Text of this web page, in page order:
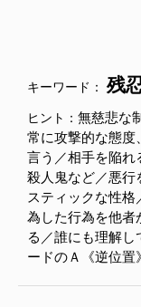
キーワード： 残
ヒント： 無慈悲な
常に攻撃的な態度
言う／相手を陥れ
殺人鬼など／悪行
スティックな性
為した行為を他者
る／誰にも理解
ードのＡ《逆位置》